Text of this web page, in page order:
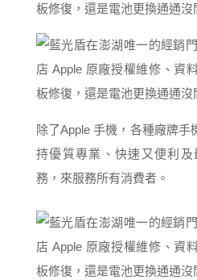
除了Apple 手機，各種廠牌
持優質專業、快速又便利
務，來服務所有消費者。